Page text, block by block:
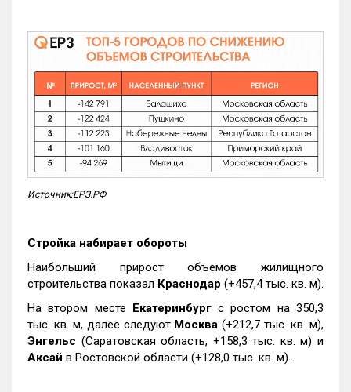
Источник:ЕРЗ.РФ
Стройка набирает обороты
Наибольший прирост объемов жилищного
строительства показал Краснодар (+457,4 тыс. кв. м).
На втором месте Екатеринбургс ростом на 350,3
тыс. кв. м, далее следуют Москва (+212,7 тыс. кв. м),
Энгельс (Саратовская область, +158,3 тыс. кв. м) и
Аксай в Ростовской области (+128,0 тыс. кв. м).